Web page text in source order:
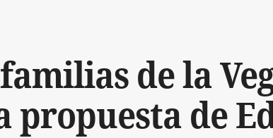
de la
propuesta de